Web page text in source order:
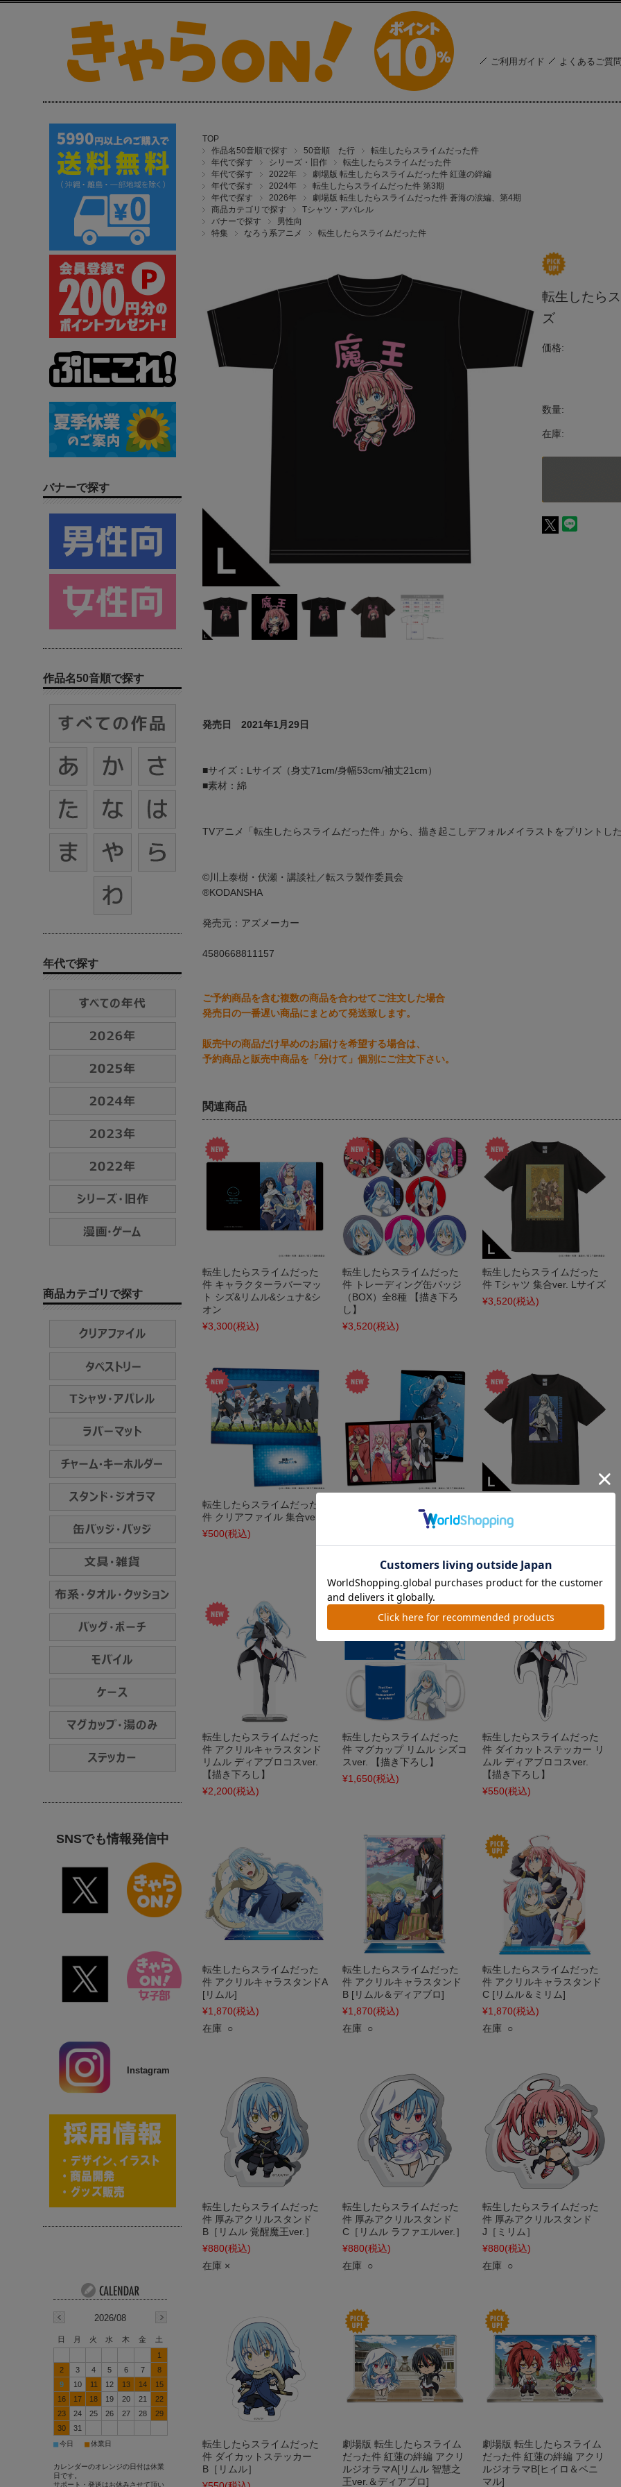
ご利用ガイド よくあるご質問
TOP
作品名50音順で探す
50音順 た行
転生したらスライムだった件
年代で探す
シリーズ・旧作
転生したらスライムだった件
年代で探す
2022年
劇場版 転生したらスライムだった件 紅蓮の絆編
年代で探す
2024年
転生したらスライムだった件 第3期
年代で探す
2026年
劇場版 転生したらスライムだった件 蒼海の涙編、第4期
商品カテゴリで探す
Tシャツ・アパレル
バナーで探す
男性向
特集
なろう系アニメ 転生したらスライムだった件
転生したら
ズ
価格:
数量:
在庫:
発売日 2021年1月29日
■サイズ：Lサイズ（身丈71cm/身幅53cm/袖丈21cm）
■素材：綿
TVアニメ「転生したらスライムだった件」から、描き起こしデフォルメイラストをプリントし
©川上泰樹・伏瀬・講談社／転スラ製作委員会
®KODANSHA
発売元：アズメーカー
4580668811157
ご予約商品を含む複数の商品を合わせてご注文した場合
発売日の一番遅い商品にまとめて発送致します。
販売中の商品だけ早めのお届けを希望する場合は、
予約商品と販売中商品を「分けて」個別にご注文下さい。
関連商品
転生したらスライムだった
件 キャラクターラバーマッ
ト シズ&リムル&シュナ&シ
オン
¥3,300(税込)
転生したらスライムだった
件 トレーディング缶バッジ
（BOX）全8種 【描き下ろ
し】
¥3,520(税込)
転生したらスライムだった
件 Tシャツ 集合ver. Lサイズ
¥3,520(税込)
転生したらスライムだった
件 クリアファイル 集合ver.
¥500(税込)
件 クリアファイル リムル&
ベニマル&シュナ&ミリム&
(税込)
件 Tシャツ リムル シズコス
ver. Lサイズ 【描き下ろし】
¥3,520(税込)
転生したらスライムだった
件 アクリルキャラスタンド
リムル ディアブロコスver.
【描き下ろし】
¥2,200(税込)
転生したらスライムだった
件 マグカップ リムル シズコ
スver. 【描き下ろし】
¥1,650(税込)
転生したらスライムだった
件 ダイカットステッカー リ
ムル ディアブロコスver.
【描き下ろし】
¥550(税込)
転生したらスライムだった
件 アクリルキャラスタンドA
[リムル]
¥1,870(税込)
在庫 ○
転生したらスライムだった
件 アクリルキャラスタンド
B [リムル＆ディアブロ]
¥1,870(税込)
在庫 ○
転生したらスライムだった
件 アクリルキャラスタンド
C [リムル＆ミリム]
¥1,870(税込)
在庫 ○
転生したらスライムだった
件 厚みアクリルスタンド
B［リムル 覚醒魔王ver.］
¥880(税込)
在庫 ×
転生したらスライムだった
件 厚みアクリルスタンド
C［リムル ラファエルver.］
¥880(税込)
在庫 ○
転生したらスライムだった
件 厚みアクリルスタンド
J［ミリム］
¥880(税込)
在庫 ○
転生したらスライムだった
件 ダイカットステッカー
B［リムル］
劇場版 転生したらスライム
だった件 紅蓮の絆編 アクリ
ルジオラマA[リムル 智慧之
王ver.＆ディアブロ]
劇場版 転生したらスライム
だった件 紅蓮の絆編 アクリ
ルジオラマB[ヒイロ＆ベニ
マル]
バナーで探す
作品名50音順で探す
年代で探す
商品カテゴリで探す
SNSでも情報発信中
Instagram
2026/08
日 月 火 水 木 金
土
1
2
3 4 5 6 7
8
9
10 11 12 13 14
15
16
17 18 19 20 21
22
23
24 25 26 27 28
29
30
31
■今日 ■休業日
カレンダーのオレンジの日付は休業
日です。
サポート・発送はお休みさせて頂い